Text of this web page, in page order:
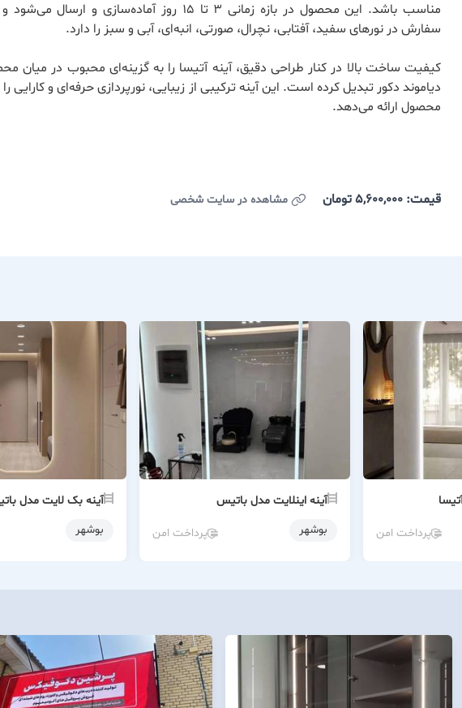
مناسب باشد. این محصول در بازه زمانی ۳ تا ۱۵ روز آماده‌سازی و ارسال
سفارش در نورهای سفید، آفتابی، نچرال، صورتی، انبه‌ای، آبی و سبز را دارد.
کیفیت ساخت بالا در کنار طراحی دقیق، آینه آتیسا را به گزینه‌ای محبوب در میان
دیاموند دکور تبدیل کرده است. این آینه ترکیبی از زیبایی، نورپردازی حرفه‌ای و کارایی
محصول ارائه می‌دهد.
قیمت: 5,600,000 تومان مشاهده در سایت شخصی
پرداخت امن
آینه اینلایت مدل باتیس
بوشهر
پرداخت امن
آینه بک لایت مدل
بوشهر